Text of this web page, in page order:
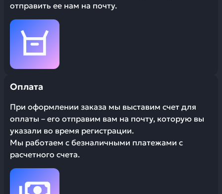
отправить ее нам на почту.
Оплата
При оформлении заказа мы выставим счет для
оплаты – его отправим вам на почту, которую вы
указали во время регистрации.
Мы работаем с безналичными платежами с
расчетного счета.